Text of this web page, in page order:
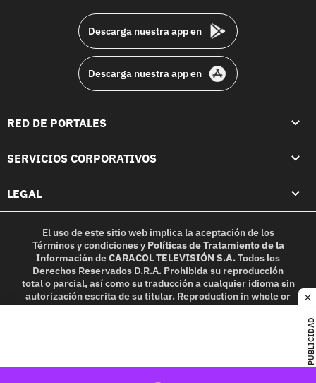
PUBLICIDAD
Descarga nuestra app en
Descarga nuestra app en
RED DE PORTALES
SERVICIOS CORPORATIVOS
LEGAL
El uso de este sitio web implica la aceptación de los
Términos y condicionesy Políticas de Tratamiento de la
InformacióndeCARACOL TELEVISIÓN S.A.Todos los
Derechos Reservados D.R.A. Prohibida su reproducción
total o parcial, así como su traducción a cualquier idioma sin
autorización escrita de su titular. Reproduction in whole or
in part, or translation without written permission is